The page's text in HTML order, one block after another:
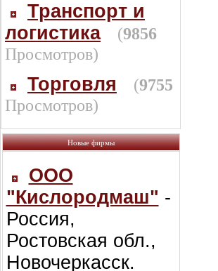
Транспорт и
логистика
(9856
Просмотров)
Торговля (9755
Просмотров)
Новые фирмы
ООО
"Кислородмаш" -
Россия,
Ростовская обл.,
Новочеркасск.